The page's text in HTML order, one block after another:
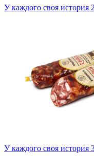
У каждого своя история 2
У каждого своя история